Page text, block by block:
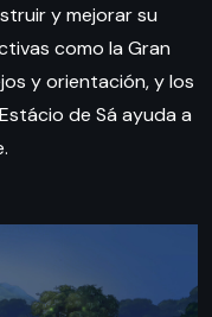
y mejorar su
como la Gran
y orientación, y los
de Sá ayuda a